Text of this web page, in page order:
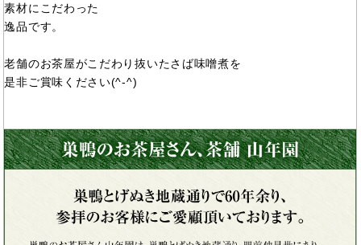
素材にこだわった
逸品です。
老舗のお茶屋がこだわり抜いたさば味噌煮を
是非ご賞味ください(^-^)